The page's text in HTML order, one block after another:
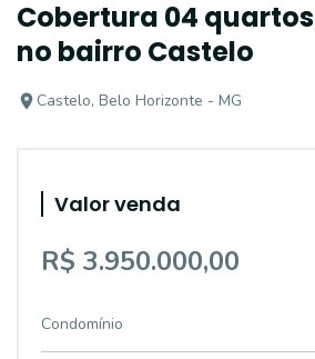
Cobertura 04
no bairro Castelo
Castelo, Belo Horizonte - MG
Valor venda
R$ 3.950.000,00
Condomínio